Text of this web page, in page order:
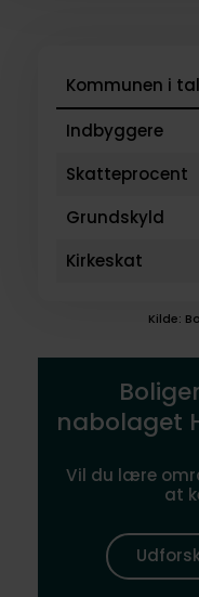
Kommunen i tal
Indbyggere
Skatteprocent
Grundskyld
Kirkeskat
Kilde:
nabolaget
Vil du lære
at